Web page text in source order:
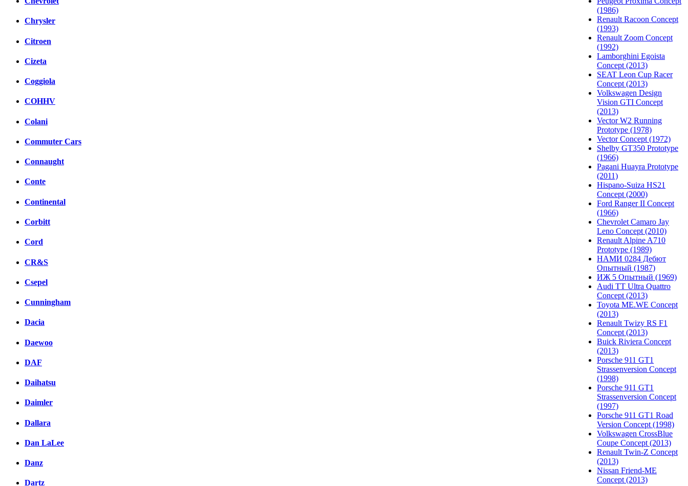
Chrysler
Citroen
Cizeta
Coggiola
COHHV
Colani
Commuter Cars
Connaught
Conte
Continental
Corbitt
Cord
CR&S
Csepel
Cunningham
Dacia
Daewoo
DAF
Daihatsu
Daimler
Dallara
Dan LaLee
Danz
Dartz
(1986)
Renault Racoon Concept
(1993)
Renault Zoom Concept
(1992)
Lamborghini Egoista
Concept (2013)
SEAT Leon Cup Racer
Concept (2013)
Volkswagen Design
Vision GTI Concept
(2013)
Vector W2 Running
Prototype (1978)
Vector Concept (1972)
Shelby GT350 Prototype
(1966)
Pagani Huayra Prototype
(2011)
Hispano-Suiza HS21
Concept (2000)
Ford Ranger II Concept
(1966)
Chevrolet Camaro Jay
Leno Concept (2010)
Renault Alpine A710
Prototype (1989)
НАМИ 0284 Дебют
Опытный (1987)
ИЖ 5 Опытный (1969)
Audi TT Ultra Quattro
Concept (2013)
Toyota ME.WE Concept
(2013)
Renault Twizy RS F1
Concept (2013)
Buick Riviera Concept
(2013)
Porsche 911 GT1
Strassenversion Concept
(1998)
Porsche 911 GT1
Strassenversion Concept
(1997)
Porsche 911 GT1 Road
Version Concept (1998)
Volkswagen CrossBlue
Coupe Concept (2013)
Renault Twin-Z Concept
(2013)
Nissan Friend-ME
Concept (2013)